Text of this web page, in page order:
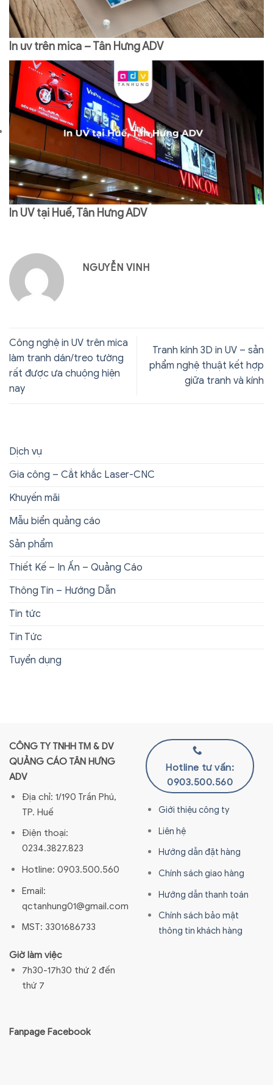
In uv trên mica – Tân Hưng ADV
In UV tại Huế, Tân Hưng ADV
NGUYỄN VINH
Công nghệ in UV trên mica
làm tranh dán/treo tường
rất được ưa chuộng hiện
nay
Tranh kính 3D in UV – sản
phẩm nghệ thuật kết hợp
giữa tranh và kính
Dịch vụ
Gia công – Cắt khắc Laser-CNC
Khuyến mãi
Mẫu biển quảng cáo
Sản phẩm
Thiết Kế – In Ấn – Quảng Cáo
Thông Tin – Hướng Dẫn
Tin tức
Tin Tức
Tuyển dụng
CÔNG TY TNHH TM & DV
QUẢNG CÁO TÂN HƯNG
ADV
Địa chỉ: 1/190 Trần Phú,
TP. Huế
Điện thoại:
0234.3827.823
Hotline: 0903.500.560
Email:
qctanhung01@gmail.com
MST: 3301686733
Giờ làm việc
7h30-17h30 thứ 2 đến
thứ 7
Hotline tư vấn:
0903.500.560
Giới thiệu công ty
Liên hệ
Hướng dẫn đặt hàng
Chính sách giao hàng
Hướng dẫn thanh toán
Chính sách bảo mật
thông tin khách hàng
Fanpage Facebook